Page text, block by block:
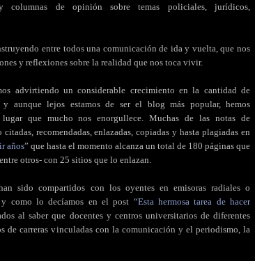
de opinión sobre temas policiales, jurídicos,
entre todos una comunicación de ida y vuelta, que nos
y reflexiones sobre la realidad que nos toca vivir.
advirtiendo un considerable crecimiento en la cantidad de
aunque lejos estamos de ser el blog más popular, hemos
que mucho nos enorgullece. Muchas de las notas de
citadas, recomendadas, enlazadas, copiadas y hasta plagiadas en
años” que hasta el momento alcanza un total de 180 páginas que
otros- con 25 sitios que lo enlazan.
sido compartidos con los oyentes en emisoras radiales o
como lo decíamos en el post “Esta hermosa tarea de hacer
al saber que docentes y centros universitarios de diferentes
de carreras vinculadas con la comunicación y el periodismo, la